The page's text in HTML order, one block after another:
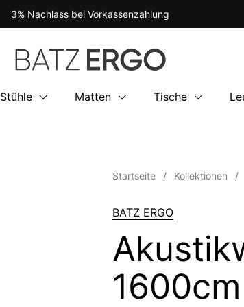
3% Nachlass bei Vorkassenzahlung
Stühle Matten Tische
Startseite / Kollektionen /
BATZ ERGO